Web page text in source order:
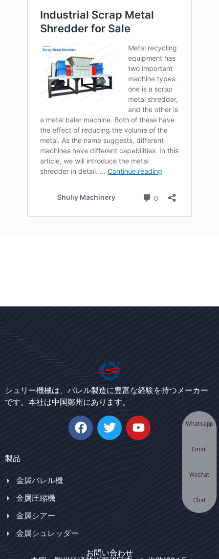
シュリー機械は、バレル製造に豊富な経験を持つメーカー
です。本社は中国鄭州にあります。
製品
金属バレル機
金属圧縮機
金属シアー
金属シュレッダー
お問い合わせ
Portuguese
Thai
Swahili
Korean
Whatsapp
Email
Wechat
Chat